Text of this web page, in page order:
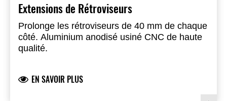
Extensions de Rétroviseurs
Prolonge les rétroviseurs de 40 mm de chaque
côté. Aluminium anodisé usiné CNC de haute
qualité.
EN SAVOIR PLUS